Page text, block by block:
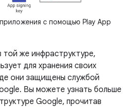
с помощью Play App
той же инфраструктуре,
для хранения своих
они защищены службой
Вы можете узнать больше
Google, прочитав